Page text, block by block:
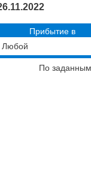
Прибытие в
По